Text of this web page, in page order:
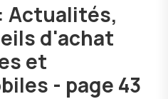
Actualités,
d'achat
et
- page 43